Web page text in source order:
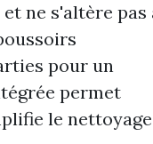
ne s'altère pas
pour un
permet
le